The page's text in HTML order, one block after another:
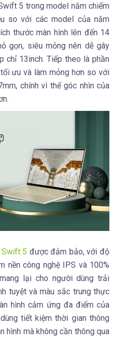
5 trong model năm chiếm
so với các model của năm
thước màn hình lên đến 14
gọn, siêu mỏng nên dễ gây
chỉ 13inch. Tiếp theo là phần
ưu và làm mỏng hơn so với
chính vì thế góc nhìn của
Swift 5 được đảm bảo, với độ
nền công nghệ IPS và 100%
lại cho người dùng trải
tuyệt và màu sắc trung thực
hình cảm ứng đa điểm của
tiết kiệm thời gian thông
hình mà không cần thông qua